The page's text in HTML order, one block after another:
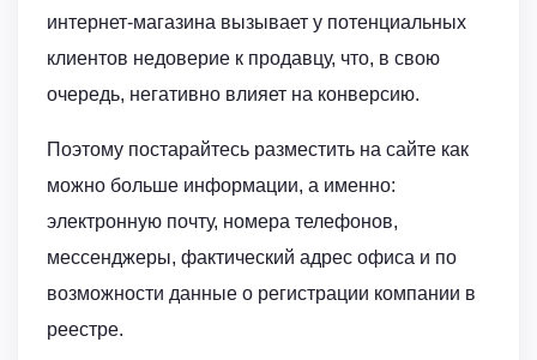
интернет-магазина вызывает у потенциальных
клиентов недоверие к продавцу, что, в свою
очередь, негативно влияет на конверсию.
Поэтому постарайтесь разместить на сайте как
можно больше информации, а именно:
электронную почту, номера телефонов,
мессенджеры, фактический адрес офиса и по
возможности данные о регистрации компании в
реестре.